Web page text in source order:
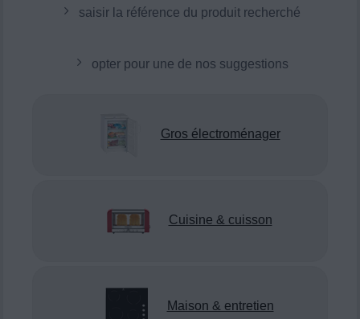
saisir la référence du produit recherché
opter pour une de nos suggestions
Gros électroménager
Cuisine & cuisson
Maison & entretien